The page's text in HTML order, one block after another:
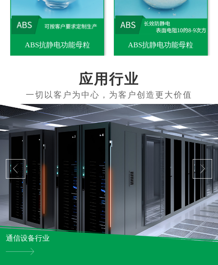
ABS抗静电功能母粒 ABS抗静电功能母粒
应用行业
通信设备行业